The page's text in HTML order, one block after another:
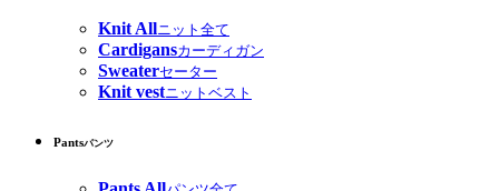
Knit Allニット全て
Cardigansカーディガン
Sweaterセーター
Knit vestニットベスト
Pantsパンツ